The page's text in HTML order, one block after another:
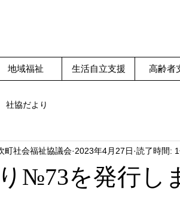
地域福祉 生活自立支援 高齢者
社協だより
№73を発行し
町社会福祉協議会 2023年4月27日 読了時間: